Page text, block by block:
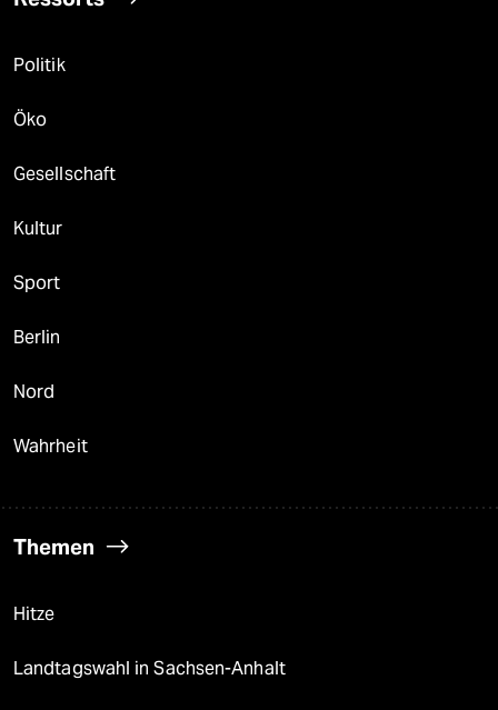
Politik
Öko
Gesellschaft
Kultur
Sport
Berlin
Nord
Wahrheit
Themen
Hitze
Landtagswahl in Sachsen-Anhalt